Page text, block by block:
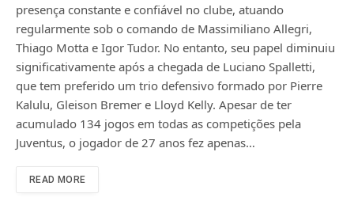
presença constante e confiável no clube, atuando
regularmente sob o comando de Massimiliano Allegri,
Thiago Motta e Igor Tudor. No entanto, seu papel diminuiu
significativamente após a chegada de Luciano Spalletti,
que tem preferido um trio defensivo formado por Pierre
Kalulu, Gleison Bremer e Lloyd Kelly. Apesar de ter
acumulado 134 jogos em todas as competições pela
Juventus, o jogador de 27 anos fez apenas…
READ MORE